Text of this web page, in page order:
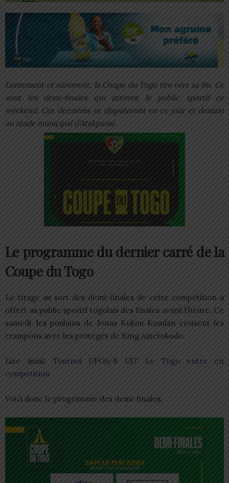
Lentement et sûrement, la Coupe du Togo tire vers sa fin. Ce
sont les demi-finales qui attirent le public sportif ce
weekend. Ces dernières se disputeront en ce jour et demain
au stade municipal d’Atakpamé.
Le programme du dernier carré de la
Coupe du Togo
Le tirage au sort des demi-finales de cette compétition a
offert au public sportif togolais des finales avant l’heure. Ce
samedi, les poulains de Jonas Kokou Komlan croisent les
crampons avec les protégés de King Ametokodo.
Lire aussi: Tournoi UFOA-B U17: Le Togo entre en
compétition
Voici donc le programme des demi-finales: